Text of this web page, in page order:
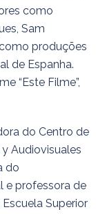
como
Sam
produções
de Espanha.
“Este Filme”,
do Centro de
Audiovisuales
do
e professora de
Superior